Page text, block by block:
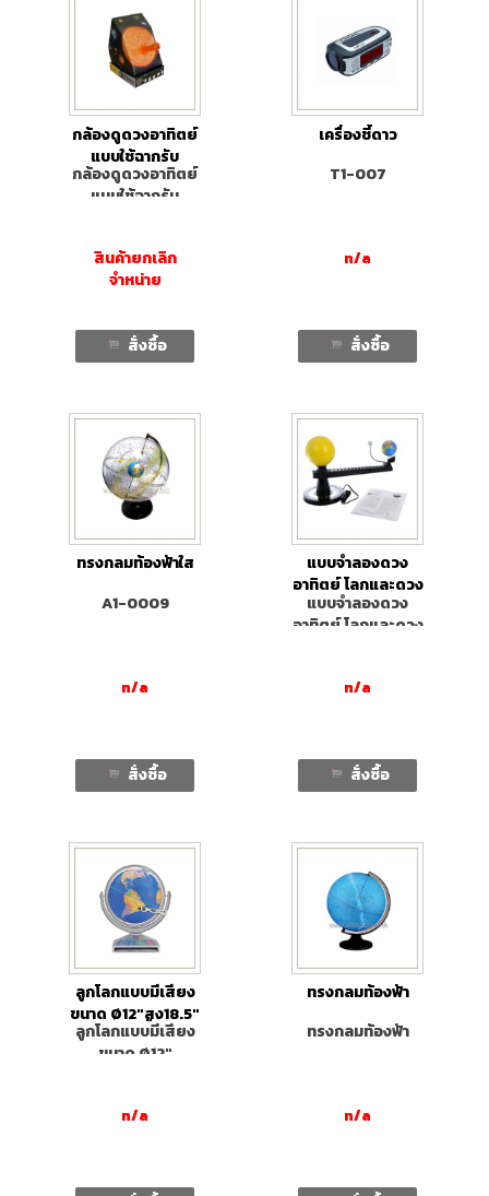
กล้องดูดวงอาทิตย์
แบบใช้ฉากรับ
กล้องดูดวงอาทิตย์
แบบใช้ฉากรับ
สินค้ายกเลิก
จำหน่าย
สั่งซื้อ
เครื่องชี้ดาว
T1-007
n/a
สั่งซื้อ
ทรงกลมท้องฟ้าใส
A1-0009
n/a
สั่งซื้อ
แบบจำลองดวง
อาทิตย์ โลกและดวง
จันทร์
แบบจำลองดวง
อาทิตย์ โลกและดวง
n/a
สั่งซื้อ
ลูกโลกแบบมีเสียง
ขนาด Ø12"สูง18.5"
ลูกโลกแบบมีเสียง
ขนาด Ø12"
n/a
ทรงกลมท้องฟ้า
ทรงกลมท้องฟ้า
n/a